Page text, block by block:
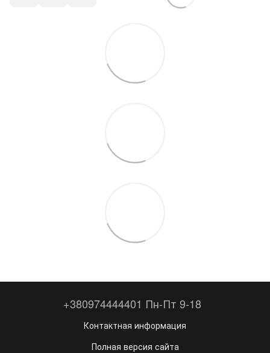
+380974444401 Пн-Пт 9-18
Контактная информация
Полная версия сайта